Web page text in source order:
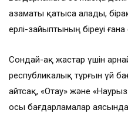
азаматы қатыса алады,
ерлі-зайыптының біреуі
Сондай-ақ жастар үшін
республикалық тұрғын үй
айтсақ, «Отау» және
осы бағдарламалар